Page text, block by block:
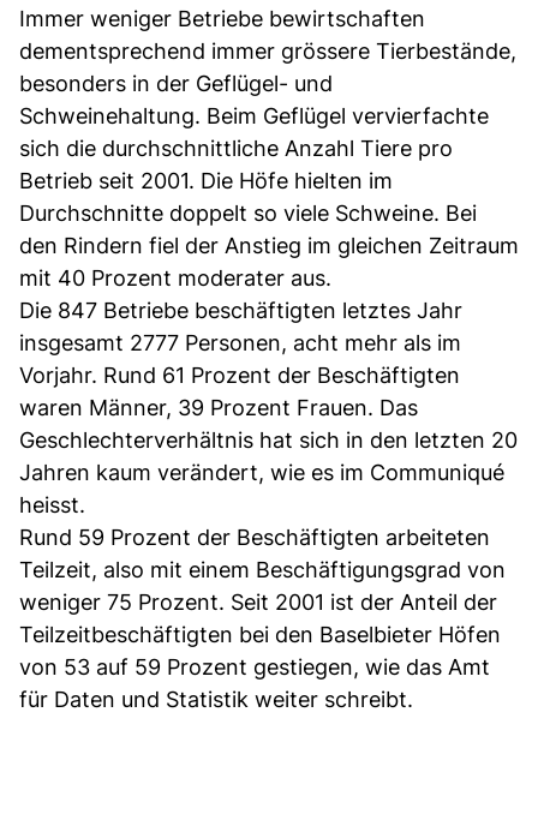
Immer weniger Betriebe bewirtschaften
dementsprechend immer grössere Tierbestände,
besonders in der Geflügel- und
Schweinehaltung. Beim Geflügel vervierfachte
sich die durchschnittliche Anzahl Tiere pro
Betrieb seit 2001. Die Höfe hielten im
Durchschnitte doppelt so viele Schweine. Bei
den Rindern fiel der Anstieg im gleichen Zeitraum
mit 40 Prozent moderater aus.
Die 847 Betriebe beschäftigten letztes Jahr
insgesamt 2777 Personen, acht mehr als im
Vorjahr. Rund 61 Prozent der Beschäftigten
waren Männer, 39 Prozent Frauen. Das
Geschlechterverhältnis hat sich in den letzten 20
Jahren kaum verändert, wie es im Communiqué
heisst.
Rund 59 Prozent der Beschäftigten arbeiteten
Teilzeit, also mit einem Beschäftigungsgrad von
weniger 75 Prozent. Seit 2001 ist der Anteil der
Teilzeitbeschäftigten bei den Baselbieter Höfen
von 53 auf 59 Prozent gestiegen, wie das Amt
für Daten und Statistik weiter schreibt.